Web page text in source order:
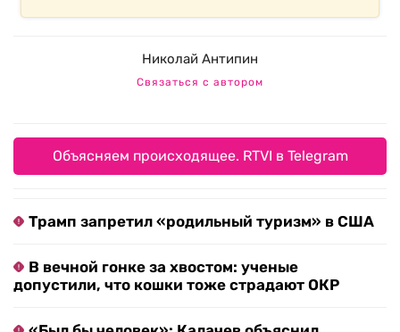
Николай Антипин
Связаться с автором
Объясняем происходящее. RTVI в Telegram
Трамп запретил «родильный туризм» в США
В вечной гонке за хвостом: ученые
допустили, что кошки тоже страдают ОКР